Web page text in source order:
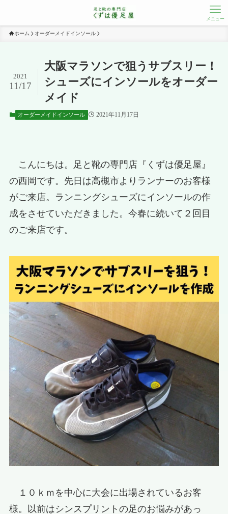
メニュー
ホーム オーダーメイドインソール
大阪マラソンで狙うサブスリー！
シューズにインソールをオーダー
メイド
2021
11/17
オーダーメイドインソール 2021年11月17日
こんにちは。足と靴の専門店『くずは優足屋』
の西岡です。先日は高槻市よりランナーのお客様
がご来店。ランニングシューズにインソールの作
成をさせていただきました。今春に続いて２回目
のご来店です。
１０ｋｍを中心に大会に出場されているお客
様。以前はシンスプリントの足のお悩みがあっ